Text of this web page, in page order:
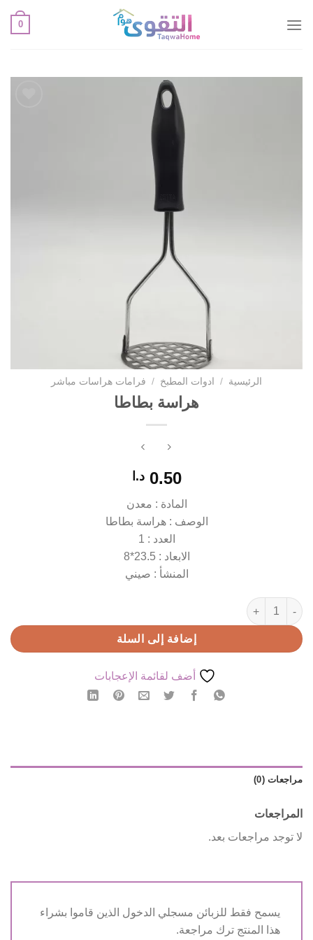
0
الرئيسية / ادوات المطبخ / فرامات هراسات مباشر
هراسة بطاطا
0.50 د.ا
المادة : معدن
الوصف : هراسة بطاطا
العدد : 1
الابعاد : 23.5*8
المنشأ : صيني
كمية هراسة بطاطا
إضافة إلى السلة
أضف لقائمة الإعجابات
مراجعات (0)
المراجعات
لا توجد مراجعات بعد.
يسمح فقط للزبائن مسجلي الدخول الذين قاموا بشراء
هذا المنتج ترك مراجعة.